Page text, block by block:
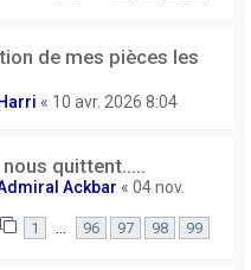
de mes pièces les
Harri « 10 avr. 2026 8:04
quittent.....
Ackbar « 04 nov.
1 96 97 98 99